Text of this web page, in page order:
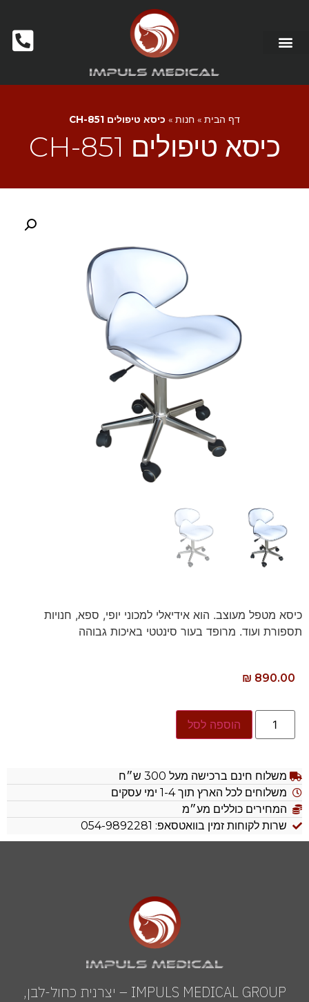
דף הבית » חנות » כיסא טיפולים CH-851
כיסא טיפולים CH-851
כיסא מטפל מעוצב. הוא אידיאלי למכוני יופי, ספא, חנויות
תספורת ועוד. מרופד בעור סינטטי באיכות גבוהה
₪ 890.00
הוספה לסל
משלוח חינם ברכישה מעל 300 ש״ח
משלוחים לכל הארץ תוך 1-4 ימי עסקים
המחירים כוללים מע״מ
שרות לקוחות זמין בוואטסאפ: 054-9892281
IMPULS MEDICAL GROUP – יצרנית כחול-לבן,